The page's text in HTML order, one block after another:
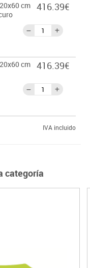
cm
416.39€
cm
416.39€
IVA incluido
categoría